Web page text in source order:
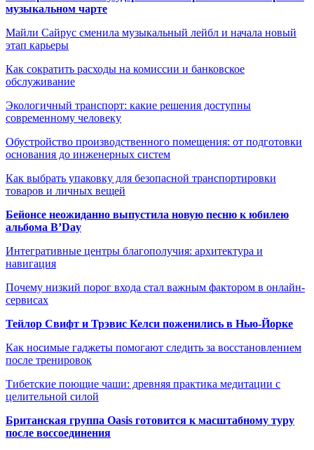
музыкальном чарте
Майли Сайрус сменила музыкальный лейбл и начала новый
этап карьеры
Как сократить расходы на комиссии и банковское
обслуживание
Экологичный транспорт: какие решения доступны
современному человеку
Обустройство производственного помещения: от подготовки
основания до инженерных систем
Как выбрать упаковку для безопасной транспортировки
товаров и личных вещей
Бейонсе неожиданно выпустила новую песню к юбилею
альбома B’Day
Интегративные центры благополучия: архитектура и
навигация
Почему низкий порог входа стал важным фактором в онлайн-
сервисах
Тейлор Свифт и Трэвис Келси поженились в Нью-Йорке
Как носимые гаджеты помогают следить за восстановлением
после тренировок
Тибетские поющие чаши: древняя практика медитации с
целительной силой
Британская группа Oasis готовится к масштабному туру
после воссоединения